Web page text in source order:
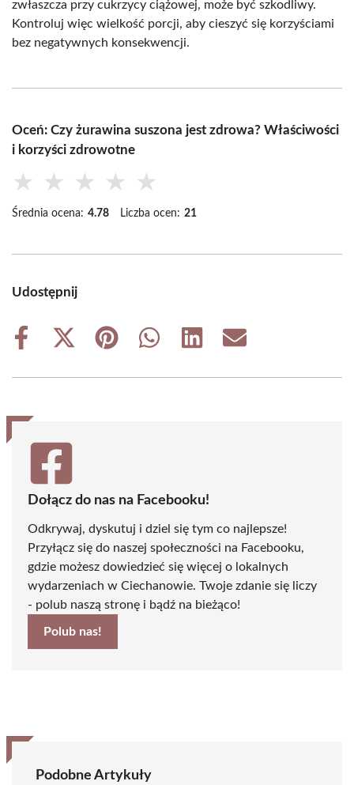
zwłaszcza przy cukrzycy ciążowej, może być szkodliwy.
Kontroluj więc wielkość porcji, aby cieszyć się korzyściami
bez negatywnych konsekwencji.
Oceń: Czy żurawina suszona jest zdrowa? Właściwości
i korzyści zdrowotne
★ ★ ★ ★ ★
Średnia ocena: 4.78 Liczba ocen: 21
Udostępnij
Share
Share
(Twitter)
Share
Share
Share
Share
Dołącz do nas na Facebooku!
Odkrywaj, dyskutuj i dziel się tym co najlepsze!
Przyłącz się do naszej społeczności na Facebooku,
gdzie możesz dowiedzieć się więcej o lokalnych
wydarzeniach w Ciechanowie. Twoje zdanie się liczy
- polub naszą stronę i bądź na bieżąco!
Polub nas!
Podobne Artykuły